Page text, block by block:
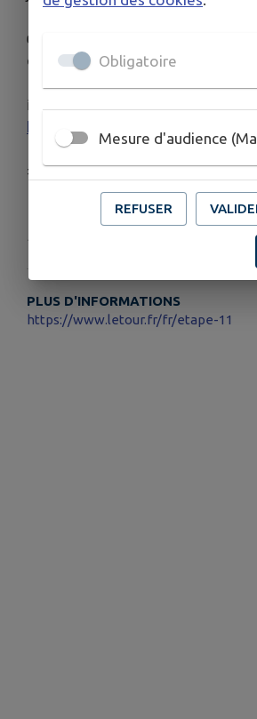
👉 Pensez à anticiper vos
emprunter des itinéraires
ℹ️ Plus d'informations :
https://www.letour.fr/fr/etape-11
#TourDeFrance #Coulandon
PLUS D'INFORMATIONS
https://www.letour.fr/fr/etape-11
Obligatoire
Mesure d'audience
REFUSER